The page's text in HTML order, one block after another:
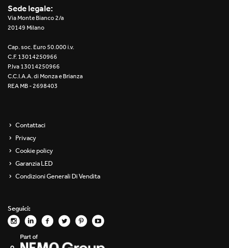
Mosaico Easy-IOS
Re Low LED
Roll IOS
Unit 1X
Unit Channel
Unit Round
Yori Evo 48V
Yori Evo Box
Sede legale:
Via Monte Bianco 2/a
20149 Milano
Cap. soc. Euro 50.000 i.v.
C.F. 13014250966
P.Iva 13014250966
C.C.I.A.A. di Monza e Brianza
REA MB - 2698403
Contattaci
Privacy
Cookie policy
Garanzia LED
Condizioni Generali Di Vendita
Seguici: